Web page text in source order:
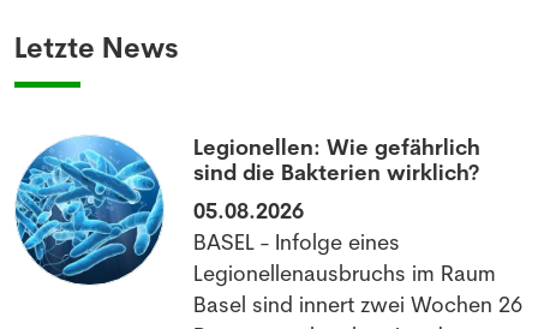
Letzte News
Legionellen: Wie gefährlich
sind die Bakterien wirklich?
05.08.2026
BASEL - Infolge eines
Legionellenausbruchs im Raum
Basel sind innert zwei Wochen 26